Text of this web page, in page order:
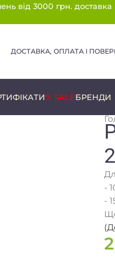
від 3000 грн.
ДОСТАВКА, ОПЛАТА І
% SALEБРЕНДИ
-
-
(